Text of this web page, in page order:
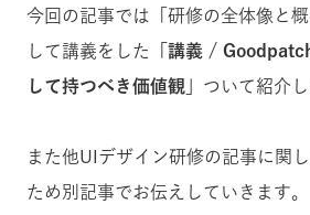
今回の記事では「研修の全体像と
して講義をした
「講義 /
して持つべき価値観」 ついて紹介
また他UIデザイン研修の記事に関
ため別記事でお伝えしていきます。